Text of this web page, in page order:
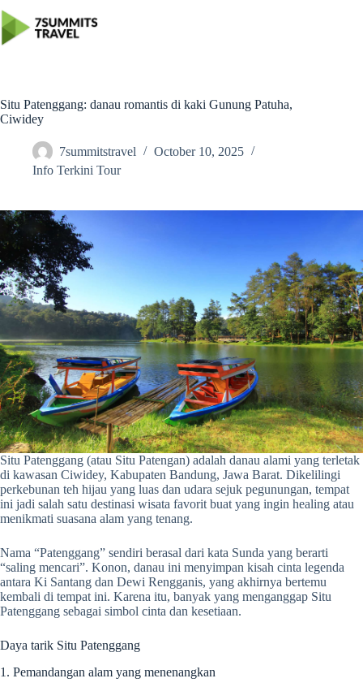
to
content
Situ Patenggang: danau romantis di kaki Gunung Patuha,
Ciwidey
7summitstravel
October 10, 2025
Info Terkini Tour
Situ Patenggang (atau Situ Patengan) adalah danau alami yang terletak
di kawasan Ciwidey, Kabupaten Bandung, Jawa Barat. Dikelilingi
perkebunan teh hijau yang luas dan udara sejuk pegunungan, tempat
ini jadi salah satu destinasi wisata favorit buat yang ingin healing atau
menikmati suasana alam yang tenang.
Nama “Patenggang” sendiri berasal dari kata Sunda yang berarti
“saling mencari”. Konon, danau ini menyimpan kisah cinta legenda
antara Ki Santang dan Dewi Rengganis, yang akhirnya bertemu
kembali di tempat ini. Karena itu, banyak yang menganggap Situ
Patenggang sebagai simbol cinta dan kesetiaan.
Daya tarik Situ Patenggang
1. Pemandangan alam yang menenangkan